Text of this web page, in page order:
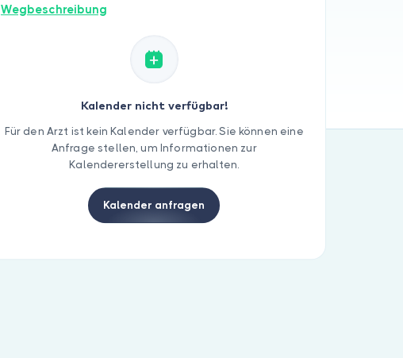
Wegbeschreibung
Kalender nicht verfügbar!
Für den Arzt ist kein Kalender verfügbar. Sie können eine
Anfrage stellen, um Informationen zur
Kalendererstellung zu erhalten.
Kalender anfragen